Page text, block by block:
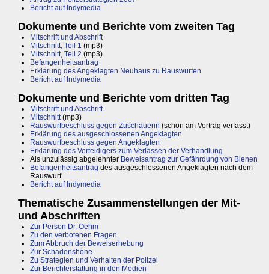
Bericht auf Indymedia
Dokumente und Berichte vom zweiten Tag
Mitschrift und Abschrift
Mitschnitt, Teil 1 (mp3)
Mitschnitt, Teil 2 (mp3)
Befangenheitsantrag
Erklärung des Angeklagten Neuhaus zu Rauswürfen
Bericht auf Indymedia
Dokumente und Berichte vom dritten Tag
Mitschrift und Abschrift
Mitschnitt(mp3)
Rauswurfbeschluss gegen Zuschauerin (schon am Vortrag verfasst)
Erklärung des ausgeschlossenen Angeklagten
Rauswurfbeschluss gegen Angeklagten
Erklärung des Verteidigers zum Verlassen der Verhandlung
Als unzulässig abgelehnter Beweisantrag zur Gefährdung von Bienen
Befangenheitsantrag des ausgeschlossenen Angeklagten nach dem
Rauswurf
Bericht auf Indymedia
Thematische Zusammenstellungen der Mit-
und Abschriften
Zur Person Dr. Oehm
Zu den verbotenen Fragen
Zum Abbruch der Beweiserhebung
Zur Schadenshöhe
Zu Strategien und Verhalten der Polizei
Zur Berichterstattung in den Medien